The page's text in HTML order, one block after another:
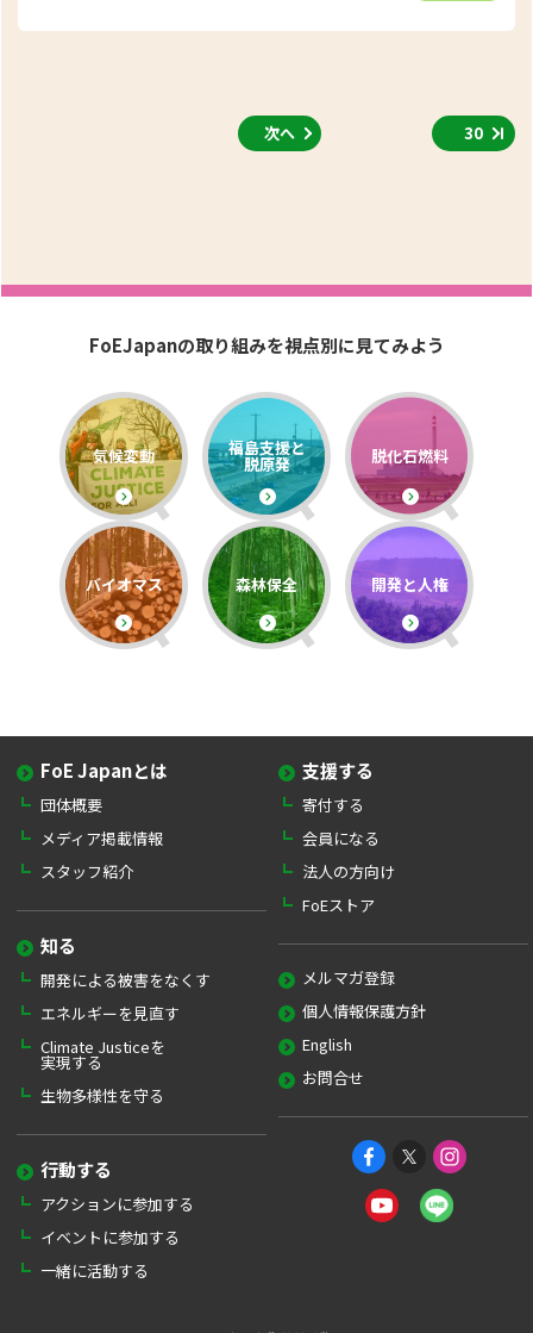
次へ 30
FoEJapanの取り組みを視点別に見てみよう
気候変動 福島支援と
脱原発 脱化石燃料
バイオマス 森林保全 開発と人権
FoE Japanとは
団体概要
メディア掲載情報
スタッフ紹介
知る
開発による被害をなくす
エネルギーを見直す
Climate Justiceを
実現する
生物多様性を守る
行動する
アクションに参加する
イベントに参加する
一緒に活動する
支援する
寄付する
会員になる
法人の方向け
FoEストア
メルマガ登録
個人情報保護方針
English
お問合せ